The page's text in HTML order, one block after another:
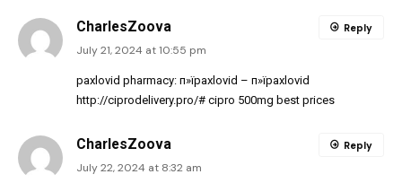
CharlesZoova
July 21, 2024 at 10:55 pm
paxlovid pharmacy: п»їpaxlovid – п»їpaxlovid
http://ciprodelivery.pro/# cipro 500mg best prices
Reply
CharlesZoova
July 22, 2024 at 8:32 am
Reply